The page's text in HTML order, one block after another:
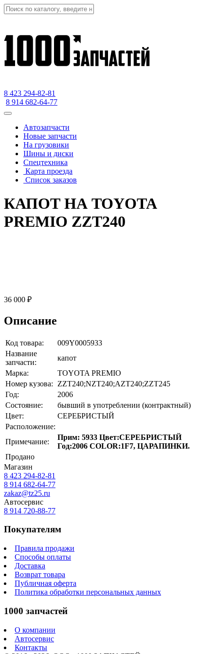
8 423 294-82-81
8 914 682-64-77
Автозапчасти
Новые запчасти
На грузовики
Шины и диски
Спецтехника
Карта проезда
Список заказов
КАПОТ НА TOYOTA
PREMIO ZZT240
36 000 ₽
Описание
Код товара:
009Y0005933
Название
запчасти:
капот
Марка:
TOYOTA PREMIO
Номер кузова:
ZZT240;NZT240;AZT240;ZZT245
Год:
2006
Состояние:
бывший в употреблении (контрактный)
Цвет:
СЕРЕБРИСТЫЙ
Расположение:
Примечание:
Прим: 5933 Цвет:СЕРЕБРИСТЫЙ
Год:2006 COLOR:1F7, ЦАРАПИНКИ.
Продано
Магазин
8 423 294-82-81
8 914 682-64-77
zakaz@tz25.ru
Автосервис
8 914 720-88-77
Покупателям
Правила продажи
Способы оплаты
Доставка
Возврат товара
Публичная оферта
Политика обработки персональных данных
1000 запчастей
О компании
Автосервис
Контакты